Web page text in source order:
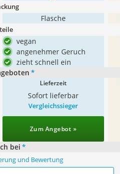
Flasche
vegan
angenehmer Geruch
zieht schnell ein
*
Lieferzeit
Sofort lieferbar
Vergleichssieger
Zum Angebot »
bei *
und Bewertung